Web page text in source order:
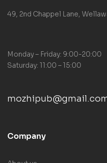
49, 2nd Chappel Lane,
Monday – Friday: 9:00-20:00
Saturday: 11:00 – 15:00
Company